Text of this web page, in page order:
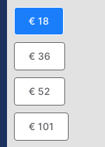
€ 18
€ 36
€ 52
€ 101